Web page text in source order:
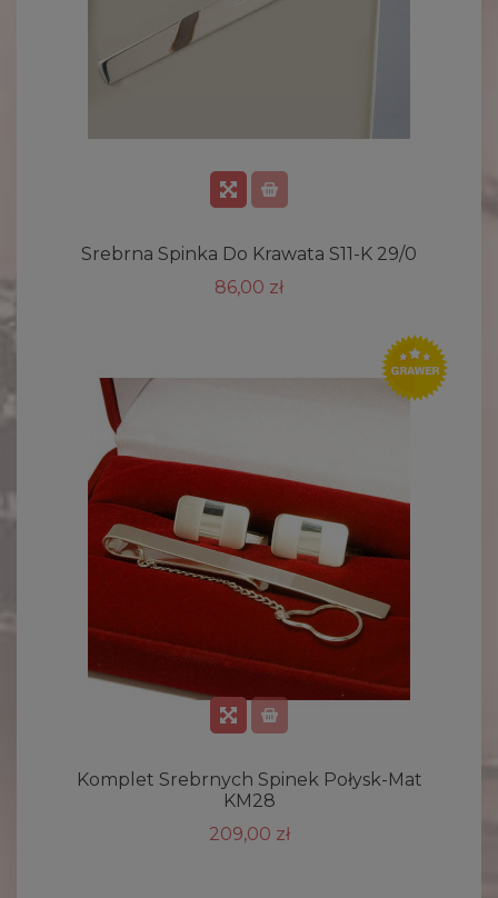
Srebrna Spinka Do Krawata S11-K 29/0
86,00 zł
Komplet Srebrnych Spinek Połysk-Mat
KM28
209,00 zł